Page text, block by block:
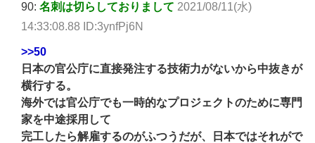
90: 名刺は切らしておりまして 2021/08/11(水)
14:33:08.88 ID:3ynfPj6N
>>50
日本の官公庁に直接発注する技術力がないから中抜きが
横行する。
海外では官公庁でも一時的なプロジェクトのために専門
家を中途採用して
完工したら解雇するのがふつうだが、日本ではそれがで